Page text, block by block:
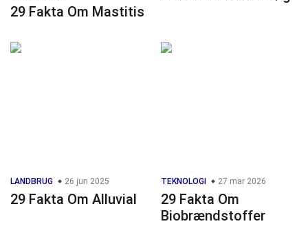
29 Fakta Om Mastitis
LANDBRUG 26 jun 2025
29 Fakta Om Alluvial
TEKNOLOGI 27 mar 2026
29 Fakta Om
Biobrændstoffer